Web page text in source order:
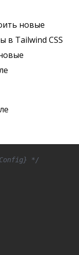
новые
в Tailwind CSS
*/